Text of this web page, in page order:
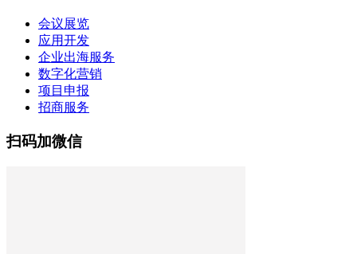
会议展览
应用开发
企业出海服务
数字化营销
项目申报
招商服务
扫码加微信